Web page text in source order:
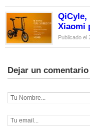
QiCyle,
Xiaomi
Publicado el
Dejar un comentario